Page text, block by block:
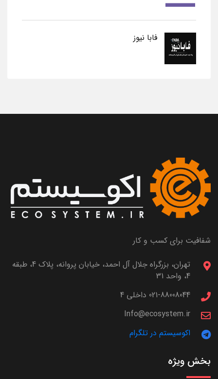
فابا نیوز
شفافیت برای کسب و کار
تهران، بزرگراه جلال آل احمد، خیابان پروانه، پلاک 4، طبقه
4، واحد 31
021-88008044 داخلی 4
Info@ecosystem.ir
اکوسیستم در تلگرام
بخش ویژه